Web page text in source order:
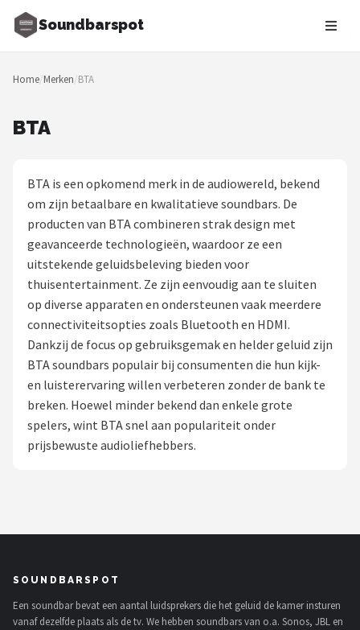
Soundbarspot
Zoeken
NAVIGATIE
Blog
Muziekstijlen
Sonos
JBL
Samsung
Shop
Power Dynamics
JBL
Home/Merken/BTA
BTA
BTA is een opkomend merk in de audiowereld, bekend
om zijn betaalbare en kwalitatieve soundbars. De
producten van BTA combineren strak design met
geavanceerde technologieën, waardoor ze een
uitstekende geluidsbeleving bieden voor
thuisentertainment. Ze zijn eenvoudig aan te sluiten
op diverse apparaten en ondersteunen vaak meerdere
connectiviteitsopties zoals Bluetooth en HDMI.
Dankzij de focus op gebruiksgemak en helder geluid zijn
BTA soundbars populair bij consumenten die hun kijk-
en luisterervaring willen verbeteren zonder de bank te
breken. Hoewel minder bekend dan enkele grote
spelers, wint BTA snel aan populariteit onder
prijsbewuste audioliefhebbers.
SOUNDBARSPOT
Een soundbar bevat een aantal luidsprekers die het geluid de kamer insturen
vanaf dezelfde plaats als de tv. We hebben soundbars van o.a. Sonos, JBL en